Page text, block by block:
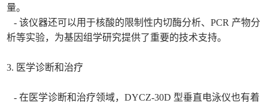
量。
- 该仪器还可以用于核酸的限制性内切酶分析、PCR 产物分
析等实验，为基因组学研究提供了重要的技术支持。
3. 医学诊断和治疗
- 在医学诊断和治疗领域，DYCZ-30D 型垂直电泳仪也有着